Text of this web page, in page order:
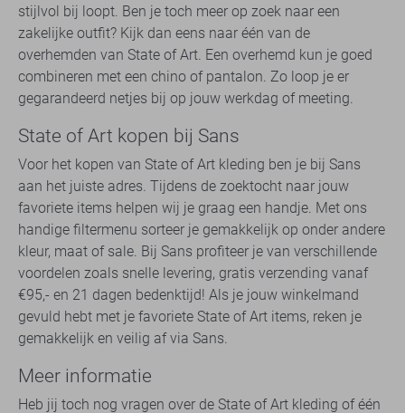
stijlvol bij loopt. Ben je toch meer op zoek naar een
zakelijke outfit? Kijk dan eens naar één van de
overhemden van State of Art. Een overhemd kun je goed
combineren met een chino of pantalon. Zo loop je er
gegarandeerd netjes bij op jouw werkdag of meeting.
State of Art kopen bij Sans
Voor het kopen van State of Art kleding ben je bij Sans
aan het juiste adres. Tijdens de zoektocht naar jouw
favoriete items helpen wij je graag een handje. Met ons
handige filtermenu sorteer je gemakkelijk op onder andere
kleur, maat of sale. Bij Sans profiteer je van verschillende
voordelen zoals snelle levering, gratis verzending vanaf
€95,- en 21 dagen bedenktijd! Als je jouw winkelmand
gevuld hebt met je favoriete State of Art items, reken je
gemakkelijk en veilig af via Sans.
Meer informatie
Heb jij toch nog vragen over de State of Art kleding of één